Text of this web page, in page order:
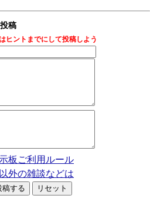
稿
ヒントまでにして投稿しよう
板ご利用ルール
外の雑談などは